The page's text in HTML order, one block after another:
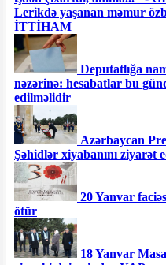
Lerikdə yaşanan məmur
İTTİHAM
Deputatlığa
nəzərinə: hesabatlar bu
edilməlidir
Azərbaycan
Şəhidlər xiyabanını ziyarət
20 Yanvar
ötür
18 Yanvar